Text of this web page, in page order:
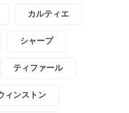
カルティエ
シャープ
ティファール
ィンストン